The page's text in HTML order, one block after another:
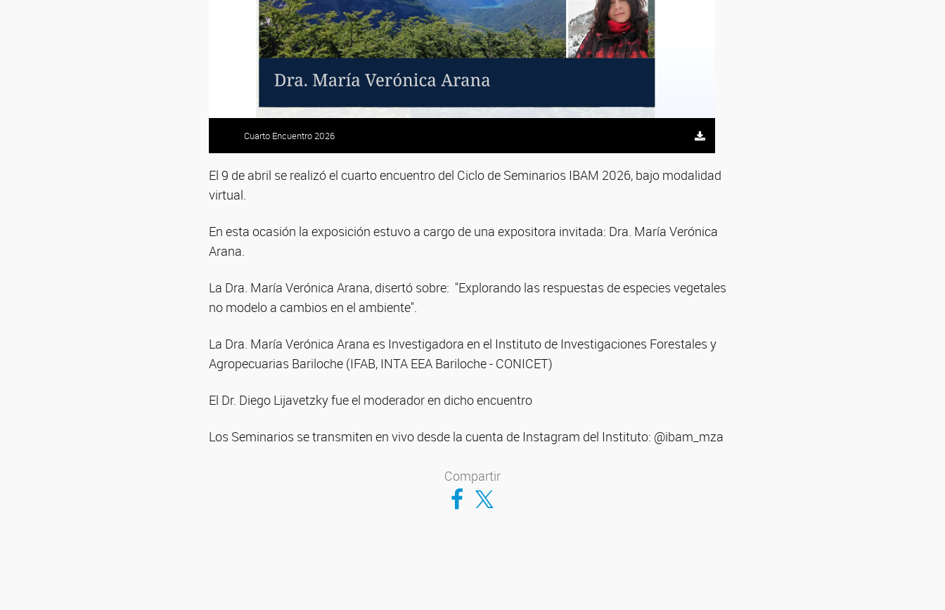
Cuarto Encuentro 2026
El 9 de abril se realizó el cuarto encuentro del Ciclo de Seminarios IBAM 2026, bajo modalidad
virtual.
En esta ocasión la exposición estuvo a cargo de una expositora invitada: Dra. María Verónica
Arana.
La Dra. María Verónica Arana, disertó sobre: "Explorando las respuestas de especies vegetales
no modelo a cambios en el ambiente".
La Dra. María Verónica Arana es Investigadora en el Instituto de Investigaciones Forestales y
Agropecuarias Bariloche (IFAB, INTA EEA Bariloche - CONICET)
El Dr. Diego Lijavetzky fue el moderador en dicho encuentro
Los Seminarios se transmiten en vivo desde la cuenta de Instagram del Instituto: @ibam_mza
Compartir
Compartir en Facebook
Compartir en Twitter